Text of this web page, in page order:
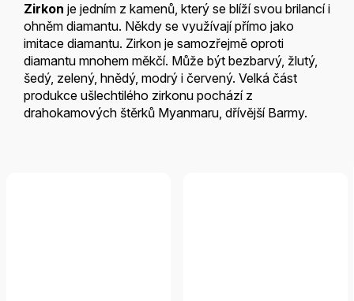
Zirkon je jedním z kamenů, který se blíží svou brilancí i
ohněm diamantu. Někdy se využívají přímo jako
imitace diamantu. Zirkon je samozřejmě oproti
diamantu mnohem měkčí. Může být bezbarvý, žlutý,
šedý, zelený, hnědý, modrý i červený. Velká část
produkce ušlechtilého zirkonu pochází z
drahokamových štěrků Myanmaru, dřívější Barmy.